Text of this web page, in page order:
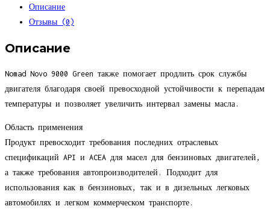
Описание
Отзывы (0)
Описание
Nomad Novo 9000 Green также помогает продлить срок службы
двигателя благодаря своей превосходной устойчивости к перепадам
температуры и позволяет увеличить интервал замены масла.
Область применения
Продукт превосходит требования последних отраслевых
спецификаций API и ACEA для масел для бензиновых двигателей,
а также требования автопроизводителей. Подходит для
использования как в бензиновых, так и в дизельных легковых
автомобилях и легком коммерческом транспорте.